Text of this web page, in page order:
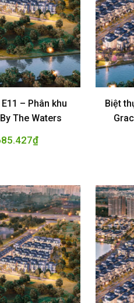
– Phân khu
The Waters
₫
Biệt